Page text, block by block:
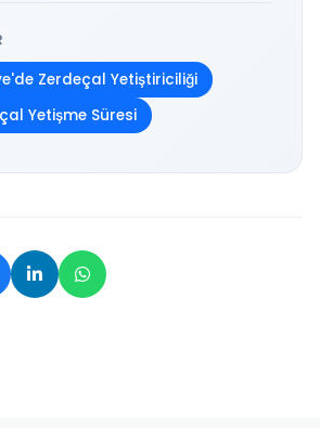
Zerdeçal Yetiştiriciliği
Yetişme Süresi